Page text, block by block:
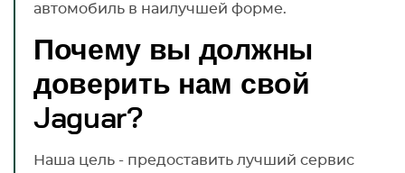
автомобиль в наилучшей форме.
Почему вы должны
доверить нам свой
Jaguar?
Наша цель - предоставить лучший сервис